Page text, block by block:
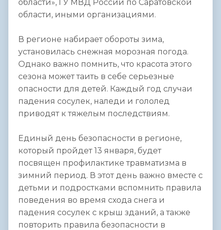
области», ГУ МВД России по Саратовской
области, иными организациями.
В регионе набирает обороты зима,
установилась снежная морозная погода.
Однако важно помнить, что красота этого
сезона может таить в себе серьезные
опасности для детей. Каждый год случаи
падения сосулек, наледи и гололед
приводят к тяжелым последствиям.
Единый день безопасности в регионе,
который пройдет 13 января, будет
посвящен профилактике травматизма в
зимний период. В этот день важно вместе с
детьми и подростками вспомнить правила
поведения во время схода снега и
падения сосулек с крыш зданий, а также
повторить правила безопасности в